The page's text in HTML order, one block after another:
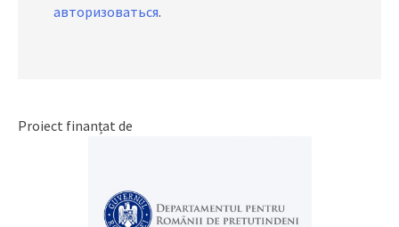
авторизоваться.
Proiect finanțat de